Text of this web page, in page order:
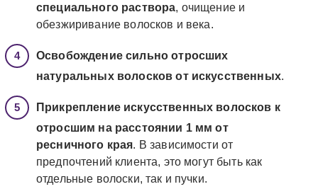
специального раствора, очищение и
обезжиривание волосков и века.
Освобождение сильно отросших
натуральных волосков от искусственных.
Прикрепление искусственных волосков к
отросшим на расстоянии 1 мм от
ресничного края. В зависимости от
предпочтений клиента, это могут быть как
отдельные волоски, так и пучки.